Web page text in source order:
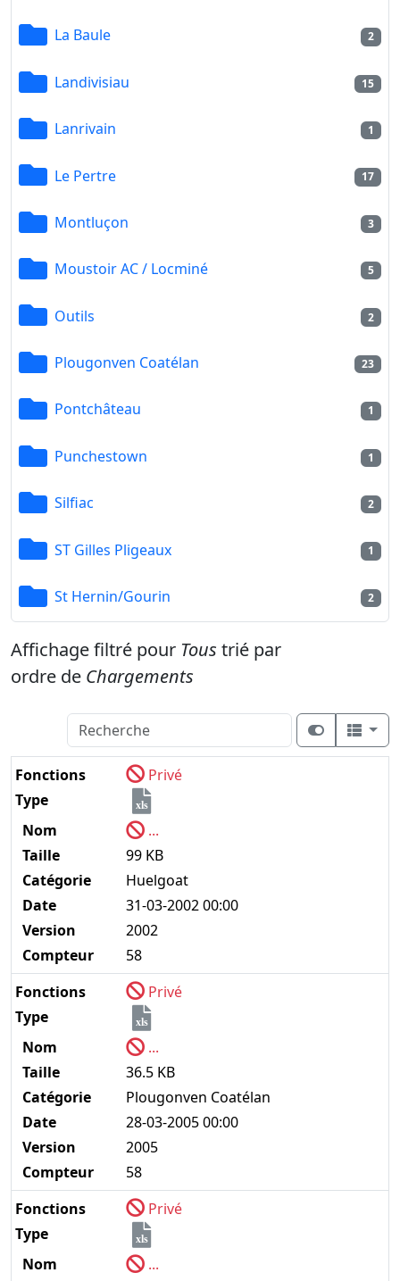
La Baule 2
Landivisiau 15
Lanrivain 1
Le Pertre 17
Montluçon 3
Moustoir AC / Locminé 5
Outils 2
Plougonven Coatélan 23
Pontchâteau 1
Punchestown 1
Silfiac 2
ST Gilles Pligeaux 1
St Hernin/Gourin 2
Affichage filtré pour Tous trié par
ordre de Chargements
Fonctions
Privé
Type
xls
Nom
...
Taille
99 KB
Catégorie
Huelgoat
Date
31-03-2002 00:00
Version
2002
Compteur
58
Fonctions
Privé
Type
xls
Nom
...
Taille
36.5 KB
Catégorie
Plougonven Coatélan
Date
28-03-2005 00:00
Version
2005
Compteur
58
Fonctions
Privé
Type
xls
Nom
...